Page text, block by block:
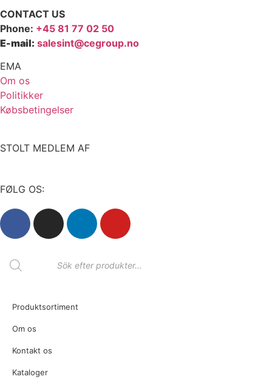
CONTACT US
Phone: +45 81 77 02 50
E-mail: salesint@cegroup.no
EMA
Om os
Politikker
Købsbetingelser
STOLT MEDLEM AF
FØLG OS:
Produktsortiment
Om os
Kontakt os
Kataloger